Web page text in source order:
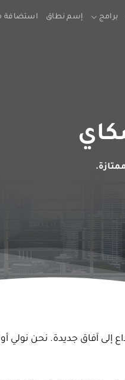
برامج إسم نطاق استضافة
إلى آفاق جديدة. نحن نولي